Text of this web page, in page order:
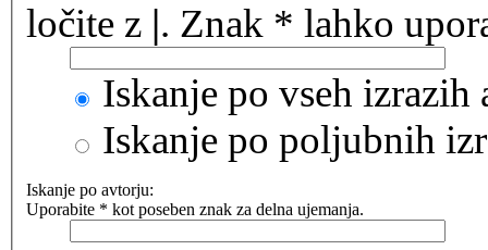
ločite z |. Znak * lahko
Iskanje po vseh izrazih
Iskanje po poljubnih
Iskanje po avtorju:
Uporabite * kot poseben znak za delna ujemanja.